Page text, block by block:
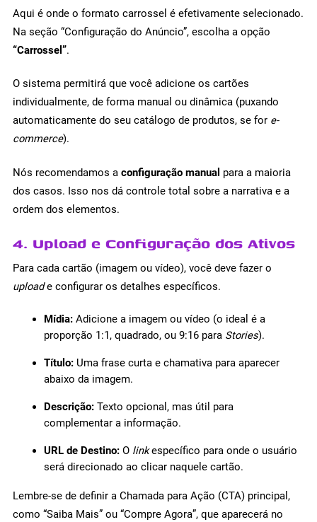
Aqui é onde o formato carrossel é efetivamente selecionado.
Na seção “Configuração do Anúncio”, escolha a opção
“Carrossel”.
O sistema permitirá que você adicione os cartões
individualmente, de forma manual ou dinâmica (puxando
automaticamente do seu catálogo de produtos, se for e-
commerce).
Nós recomendamos a configuração manual para a maioria
dos casos. Isso nos dá controle total sobre a narrativa e a
ordem dos elementos.
4. Upload e Configuração dos Ativos
Para cada cartão (imagem ou vídeo), você deve fazer o
uploade configurar os detalhes específicos.
Mídia:Adicione a imagem ou vídeo (o ideal é a
proporção 1:1, quadrado, ou 9:16 para Stories).
Título:Uma frase curta e chamativa para aparecer
abaixo da imagem.
Descrição:Texto opcional, mas útil para
complementar a informação.
URL de Destino:O linkespecífico para onde o usuário
será direcionado ao clicar naquele cartão.
Lembre-se de definir a Chamada para Ação (CTA) principal,
como “Saiba Mais” ou “Compre Agora”, que aparecerá no